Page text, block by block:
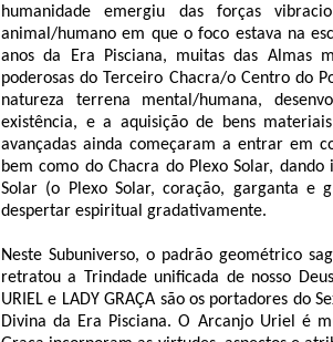
humanidade emergiu das forças
animal/humano em que o foco estava na
anos da Era Pisciana, muitas das Almas
poderosas do Terceiro Chacra/o Centro do
natureza terrena mental/humana,
existência, e a aquisição de bens
avançadas ainda começaram a entrar em
bem como do Chacra do Plexo Solar,
Solar (o Plexo Solar, coração, garganta e
despertar espiritual gradativamente.
Neste Subuniverso, o padrão geométrico
retratou a Trindade unificada de nosso
URIEL e LADY GRAÇA são os portadores do
Divina da Era Pisciana. O Arcanjo Uriel é